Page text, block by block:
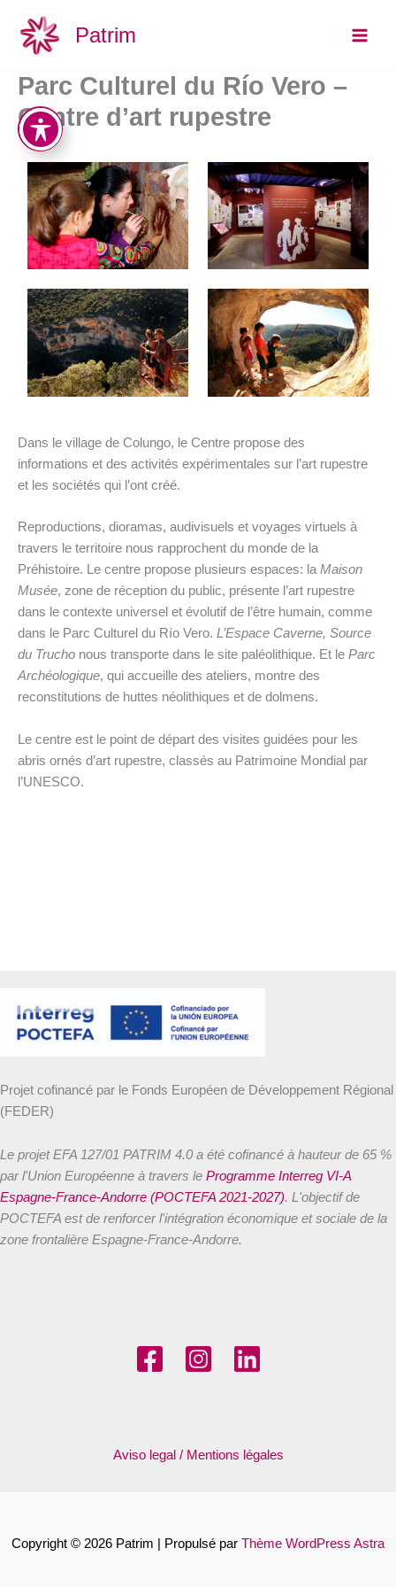
contenu
Patrim
Parc Culturel du Río Vero –
Centre d’art rupestre
Dans le village de Colungo, le Centre propose des
informations et des activités expérimentales sur l’art rupestre
et les sociétés qui l’ont créé.
Reproductions, dioramas, audivisuels et voyages virtuels à
travers le territoire nous rapprochent du monde de la
Préhistoire. Le centre propose plusieurs espaces: laMaison
Musée, zone de réception du public, présente l’art rupestre
dans le contexte universel et évolutif de l’être humain, comme
dans le Parc Culturel du Río Vero. L’Espace Caverne, Source
du Trucho nous transporte dans le site paléolithique. Et le Parc
Archéologique, qui accueille des ateliers, montre des
reconstitutions de huttes néolithiques et de dolmens.
Le centre est le point de départ des visites guidées pour les
abris ornés d’art rupestre, classés au Patrimoine Mondial par
l’UNESCO.
Projet cofinancé par le Fonds Européen de Développement Régional
(FEDER)
Le projet EFA 127/01 PATRIM 4.0 a été cofinancé à hauteur de 65 %
par l'Union Européenne à travers le Programme Interreg VI-A
Espagne-France-Andorre (POCTEFA 2021-2027). L'objectif de
POCTEFA est de renforcer l'intégration économique et sociale de la
zone frontalière Espagne-France-Andorre.
Aviso legal / Mentions légales
Copyright © 2026 Patrim | Propulsé par Thème WordPress Astra